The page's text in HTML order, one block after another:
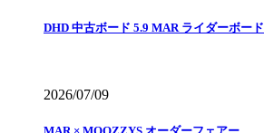
DHD 中古ボード 5.9 MAR ライダーボード
2026/07/09